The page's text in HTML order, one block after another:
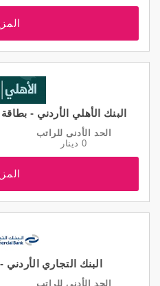
البنك الأهلي الأردني -
الحد الأدنى للراتب
0 دينار
البنك التجاري الأردني
الحد الأدنى للراتب